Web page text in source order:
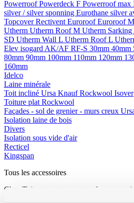
PowerroofPowerdeck F Powerroof max
silver / silver sponning Eurothane silver
TopcoverRectivent EuroroofEuroroof
Utherm Utherm Roof M Utherm Sarking
SD Utherm Wall L Utherm Roof L
Elev isogard AK/AF RF-S 30mm 40mm
80mm 90mm 100mm 110mm 120mm
160mm
Idelco
Laine minérale
Toit incliné Ursa KnaufRockwool Isover
Toiture plat Rockwool
Façades - sol de grenier - murs creux
Isolation laine de bois
Divers
Isolation sous vide d'air
Recticel
Kingspan
Tous les accessoires
Chez Toitmat, retrouvez tous les